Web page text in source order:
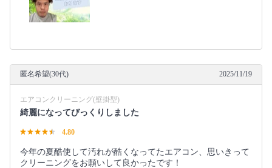
匿名希望(30代) 2025/11/19
エアコンクリーニング(壁掛型)
綺麗になってびっくりしました
4.80
今年の夏酷使して汚れが酷くなってたエアコン、思いきって
クリーニングをお願いして良かったです！